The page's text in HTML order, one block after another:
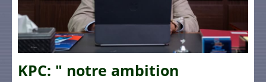
KPC: " notre ambition